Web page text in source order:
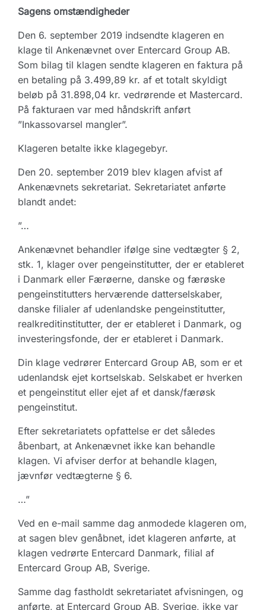
Sagens omstændigheder
Den 6. september 2019 indsendte klageren en
klage til Ankenævnet over Entercard Group AB.
Som bilag til klagen sendte klageren en faktura på
en betaling på 3.499,89 kr. af et totalt skyldigt
beløb på 31.898,04 kr. vedrørende et Mastercard.
På fakturaen var med håndskrift anført
”Inkassovarsel mangler”.
Klageren betalte ikke klagegebyr.
Den 20. september 2019 blev klagen afvist af
Ankenævnets sekretariat. Sekretariatet anførte
blandt andet:
”…
Ankenævnet behandler ifølge sine vedtægter § 2,
stk. 1, klager over pengeinstitutter, der er etableret
i Danmark eller Færøerne, danske og færøske
pengeinstitutters herværende datterselskaber,
danske filialer af udenlandske pengeinstitutter,
realkredit­institutter, der er etableret i Danmark, og
investeringsfonde, der er etableret i Danmark.
Din klage vedrører Entercard Group AB, som er et
udenlandsk ejet kortselskab. Selskabet er hverken
et pengeinstitut eller ejet af et dansk/færøsk
pengeinstitut.
Efter sekretariatets opfattelse er det således
åbenbart, at Ankenævnet ikke kan behandle
klagen. Vi afviser derfor at behandle klagen,
jævnfør vedtægterne § 6.
…”
Ved en e-mail samme dag anmodede klageren om,
at sagen blev genåbnet, idet klageren anførte, at
klagen vedrørte Entercard Danmark, filial af
Entercard Group AB, Sverige.
Samme dag fastholdt sekretariatet afvisningen, og
anførte, at Entercard Group AB, Sverige, ikke var